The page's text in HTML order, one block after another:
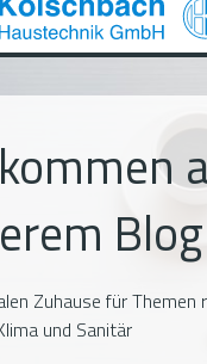
Zuhause für Themen
und Sanitär